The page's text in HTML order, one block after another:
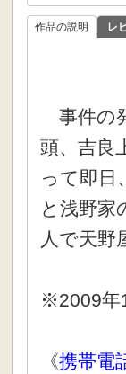
作品の説明 レ
事件の
頭、吉良
って即日
と浅野家
人で天野
※2009年
《携帯電